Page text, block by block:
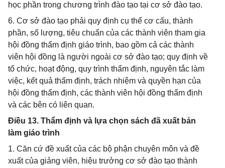
học phần trong chương trình đào tạo tại cơ sở đào tạo.
6. Cơ sở đào tạo phải quy định cụ thể cơ cấu, thành
phần, số lượng, tiêu chuẩn của các thành viên tham gia
hội đồng thẩm định giáo trình, bao gồm cả các thành
viên hội đồng là người ngoài cơ sở đào tạo; quy định về
tổ chức, hoạt động, quy trình thẩm định, nguyên tắc làm
việc, kết quả thẩm định, trách nhiệm và quyền hạn của
hội đồng thẩm định, các thành viên hội đồng thẩm định
và các bên có liên quan.
Điều 13. Thẩm định và lựa chọn sách đã xuất bản
làm giáo trình
1. Căn cứ đề xuất của các bộ phận chuyên môn và đề
xuất của giảng viên, hiệu trưởng cơ sở đào tạo thành